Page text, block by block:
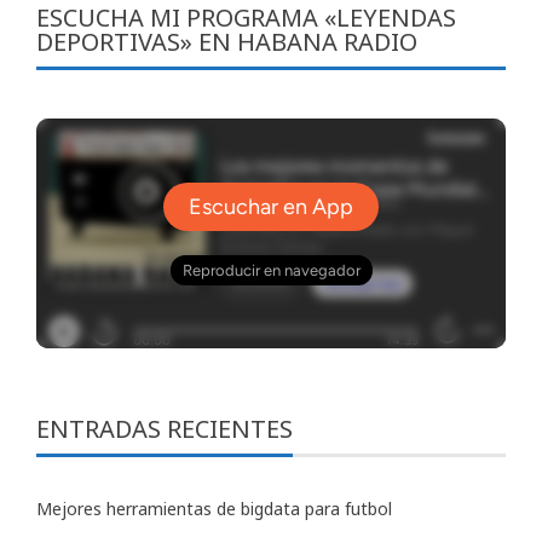
ESCUCHA MI PROGRAMA «LEYENDAS
DEPORTIVAS» EN HABANA RADIO
ENTRADAS RECIENTES
Mejores herramientas de bigdata para futbol